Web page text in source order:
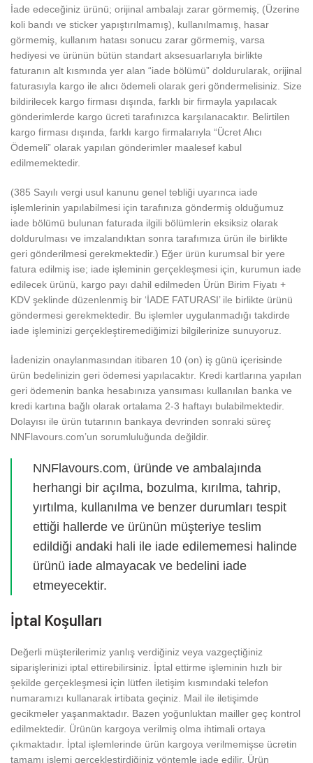
İade edeceğiniz ürünü; orijinal ambalajı zarar görmemiş, (Üzerine
koli bandı ve sticker yapıştırılmamış), kullanılmamış, hasar
görmemiş, kullanım hatası sonucu zarar görmemiş, varsa
hediyesi ve ürünün bütün standart aksesuarlarıyla birlikte
faturanın alt kısmında yer alan “iade bölümü” doldurularak, orijinal
faturasıyla kargo ile alıcı ödemeli olarak geri göndermelisiniz. Size
bildirilecek kargo firması dışında, farklı bir firmayla yapılacak
gönderimlerde kargo ücreti tarafınızca karşılanacaktır. Belirtilen
kargo firması dışında, farklı kargo firmalarıyla “Ücret Alıcı
Ödemeli” olarak yapılan gönderimler maalesef kabul
edilmemektedir.
(385 Sayılı vergi usul kanunu genel tebliği uyarınca iade
işlemlerinin yapılabilmesi için tarafınıza göndermiş olduğumuz
iade bölümü bulunan faturada ilgili bölümlerin eksiksiz olarak
doldurulması ve imzalandıktan sonra tarafımıza ürün ile birlikte
geri gönderilmesi gerekmektedir.) Eğer ürün kurumsal bir yere
fatura edilmiş ise; iade işleminin gerçekleşmesi için, kurumun iade
edilecek ürünü, kargo payı dahil edilmeden Ürün Birim Fiyatı +
KDV şeklinde düzenlenmiş bir ‘İADE FATURASI’ ile birlikte ürünü
göndermesi gerekmektedir. Bu işlemler uygulanmadığı takdirde
iade işleminizi gerçekleştiremediğimizi bilgilerinize sunuyoruz.
İadenizin onaylanmasından itibaren 10 (on) iş günü içerisinde
ürün bedelinizin geri ödemesi yapılacaktır. Kredi kartlarına yapılan
geri ödemenin banka hesabınıza yansıması kullanılan banka ve
kredi kartına bağlı olarak ortalama 2-3 haftayı bulabilmektedir.
Dolayısı ile ürün tutarının bankaya devrinden sonraki süreç
NNFlavours.com’un sorumluluğunda değildir.
NNFlavours.com, üründe ve ambalajında
herhangi bir açılma, bozulma, kırılma, tahrip,
yırtılma, kullanılma ve benzer durumları tespit
ettiği hallerde ve ürünün müşteriye teslim
edildiği andaki hali ile iade edilememesi halinde
ürünü iade almayacak ve bedelini iade
etmeyecektir.
İptal Koşulları
Değerli müşterilerimiz yanlış verdiğiniz veya vazgeçtiğiniz
siparişlerinizi iptal ettirebilirsiniz. İptal ettirme işleminin hızlı bir
şekilde gerçekleşmesi için lütfen iletişim kısmındaki telefon
numaramızı kullanarak irtibata geçiniz. Mail ile iletişimde
gecikmeler yaşanmaktadır. Bazen yoğunluktan mailler geç kontrol
edilmektedir. Ürünün kargoya verilmiş olma ihtimali ortaya
çıkmaktadır. İptal işlemlerinde ürün kargoya verilmemişse ücretin
tamamı işlemi gerçekleştirdiğiniz yöntemle iade edilir. Ürün